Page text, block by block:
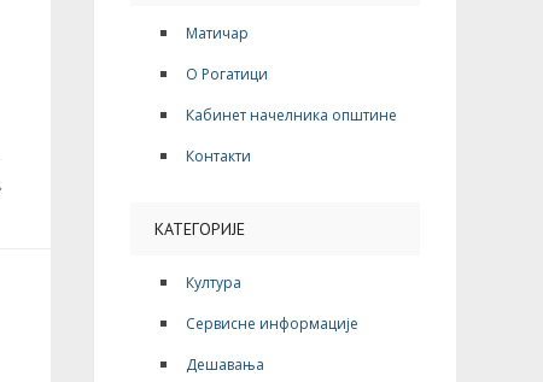
Матичар
О Рогатици
Кабинет начелника општине
Контакти
КАТЕГОРИЈЕ
Култура
Сервисне информације
Дешавања